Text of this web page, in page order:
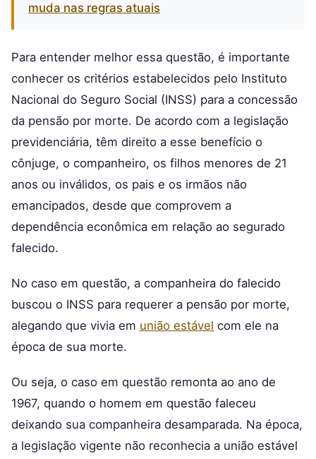
muda nas regras atuais
Para entender melhor essa questão, é importante
conhecer os critérios estabelecidos pelo Instituto
Nacional do Seguro Social (INSS) para a concessão
da pensão por morte. De acordo com a legislação
previdenciária, têm direito a esse benefício o
cônjuge, o companheiro, os filhos menores de 21
anos ou inválidos, os pais e os irmãos não
emancipados, desde que comprovem a
dependência econômica em relação ao segurado
falecido.
No caso em questão, a companheira do falecido
buscou o INSS para requerer a pensão por morte,
alegando que vivia em união estável com ele na
época de sua morte.
Ou seja, o caso em questão remonta ao ano de
1967, quando o homem em questão faleceu
deixando sua companheira desamparada. Na época,
a legislação vigente não reconhecia a união estável